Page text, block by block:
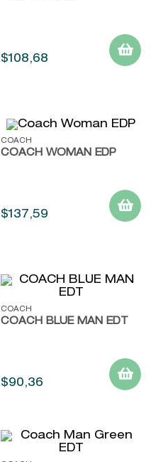
$108,68
COACH
COACH WOMAN EDP
$137 ,59
COACH
COACH BLUE MAN EDT
$90,36